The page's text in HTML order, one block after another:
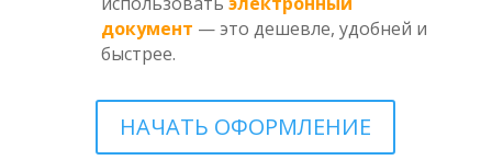
документ — это дешевле, удобней и
быстрее.
НАЧАТЬ ОФОРМЛЕНИЕ